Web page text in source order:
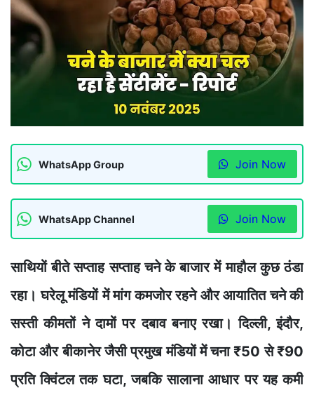
WhatsApp Group Join Now
WhatsApp Channel Join Now
साथियों बीते सप्ताह सप्ताह चने के बाजार में माहौल कुछ ठंडा
रहा। घरेलू मंडियों में मांग कमजोर रहने और आयातित चने की
सस्ती कीमतों ने दामों पर दबाव बनाए रखा। दिल्ली, इंदौर,
कोटा और बीकानेर जैसी प्रमुख मंडियों में चना ₹50 से ₹90
प्रति क्विंटल तक घटा, जबकि सालाना आधार पर यह कमी